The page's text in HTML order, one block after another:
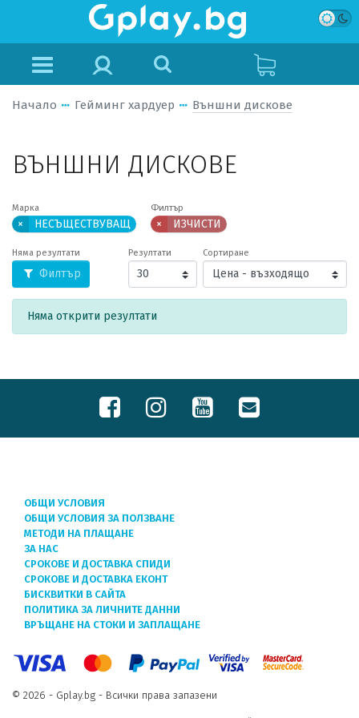
Начало Гейминг хардуер Външни дискове
ВЪНШНИ ДИСКОВЕ
Марка
× НЕСЪЩЕСТВУВАЩ
Филтър
× ИЗЧИСТИ
Няма резултати
Филтър
Резултати Сортиране
Няма открити резултати
ОБЩИ УСЛОВИЯ
ОБЩИ УСЛОВИЯ ЗА ПОЛЗВАНЕ
МЕТОДИ НА ПЛАЩАНЕ
ЗА НАС
СРОКОВЕ И ДОСТАВКА СПИДИ
СРОКОВЕ И ДОСТАВКА ЕКОНТ
БИСКВИТКИ В САЙТА
ПОЛИТИКА ЗА ЛИЧНИТЕ ДАННИ
ВРЪЩАНЕ НА СТОКИ И ЗАПЛАЩАНЕ
© 2026 - Gplay.bg - Всички права запазени